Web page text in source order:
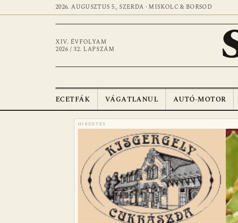
2026. AUGUSZTUS 5., SZERDA · MISKOLC & BORSOD
XIV. ÉVFOLYAM
2026 / 32. LAPSZÁM
ECETFÁK VÁGATLANUL AUTÓ-MOTOR
HIRDETÉS